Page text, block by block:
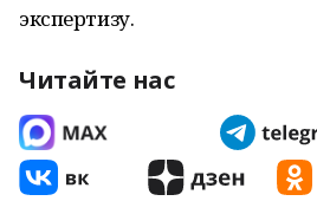
экспертизу.
Читайте нас